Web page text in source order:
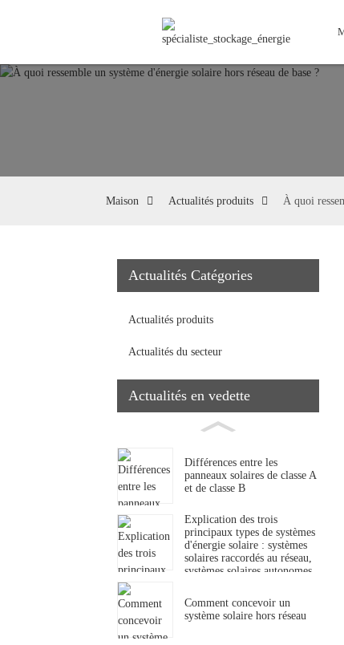
Maison Actualités produits À quoi
Actualités Catégories
Actualités produits
Actualités du secteur
Actualités en vedette
Différences entre les
panneaux solaires de classe A
et de classe B
Explication des trois
principaux types de systèmes
d'énergie solaire : systèmes
solaires raccordés au réseau,
systèmes solaires autonomes
Comment concevoir un
système solaire hors réseau